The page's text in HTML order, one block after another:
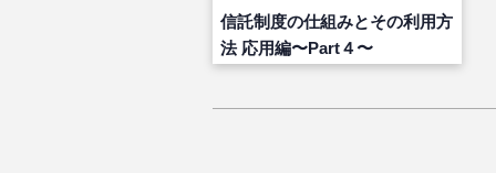
信託制度の仕組みとその利用方
法 応用編〜Part４〜